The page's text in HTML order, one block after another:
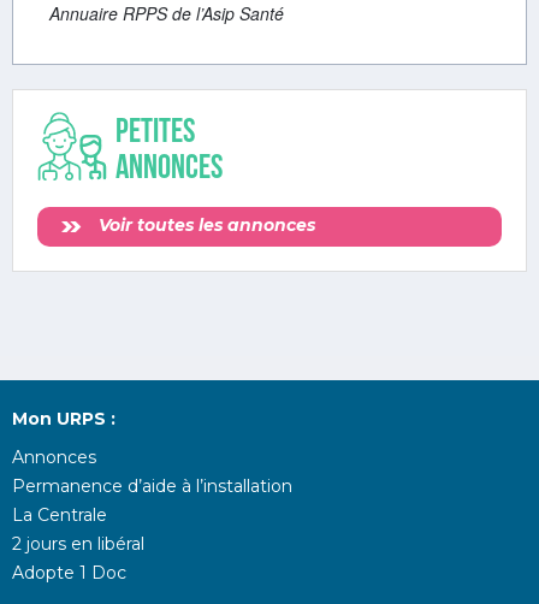
Annuaire RPPS de l’Asip Santé
Petites
annonces
Voir toutes les annonces
Mon URPS :
Annonces
Permanence d’aide à l’installation
La Centrale
2 jours en libéral
Adopte 1 Doc